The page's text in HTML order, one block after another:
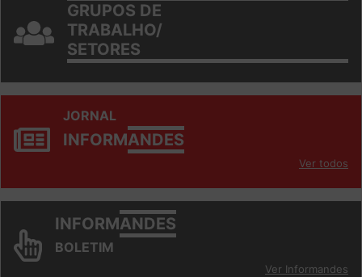
GRUPOS DE
TRABALHO/
SETORES
JORNAL
INFORMANDES
Ver todos
INFORMANDES
BOLETIM
Ver Informandes